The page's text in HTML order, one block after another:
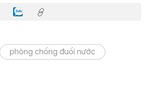
phòng chống đuối nước